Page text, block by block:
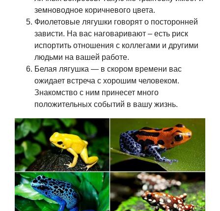
земноводное коричневого цвета.
Фиолетовые лягушки говорят о посторонней
зависти. На вас наговаривают – есть риск
испортить отношения с коллегами и другими
людьми на вашей работе.
Белая лягушка — в скором времени вас
ожидает встреча с хорошим человеком.
Знакомство с ним принесет много
положительных событий в вашу жизнь.